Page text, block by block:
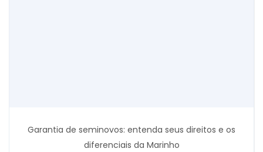
Garantia de seminovos: entenda seus direitos e os
diferenciais da Marinho